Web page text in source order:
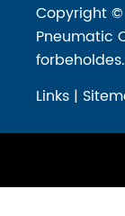
Copyright ©
Pneumatic
forbeholdes.
Links |